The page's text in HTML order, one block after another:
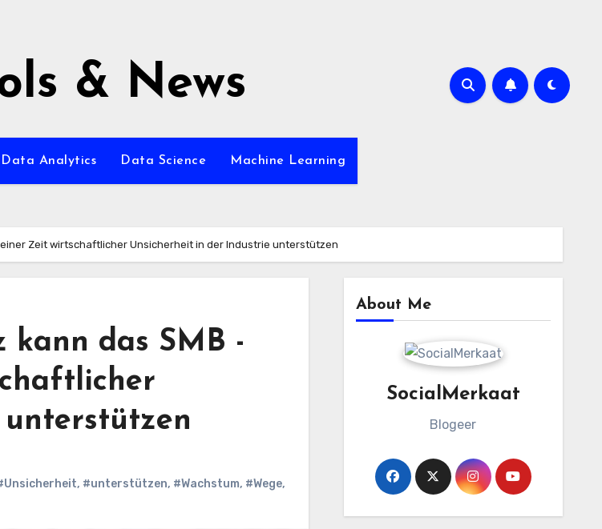
& News
Data Analytics Data Science Machine Learning
Zeit wirtschaftlicher Unsicherheit in der Industrie unterstützen
kann das SMB -
, #unterstützen, #Wachstum, #Wege,
About Me
SocialMerkaat
Blogeer